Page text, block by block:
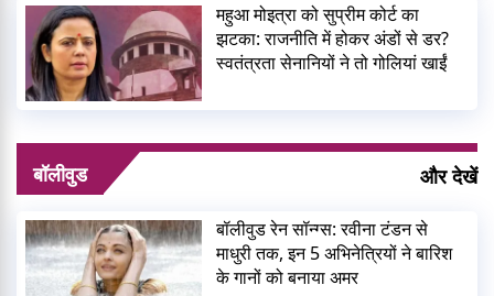
महुआ मोइत्रा को सुप्रीम कोर्ट का
झटका: राजनीति में होकर अंडों से डर?
स्वतंत्रता सेनानियों ने तो गोलियां खाईं
बॉलीवुड और देखें
बॉलीवुड रेन सॉन्ग्स: रवीना टंडन से
माधुरी तक, इन 5 अभिनेत्रियों ने बारिश
के गानों को बनाया अमर